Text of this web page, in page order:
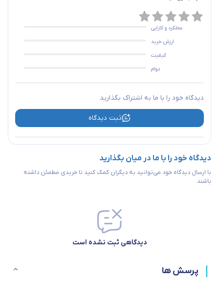
عملکرد و کارایی
ارزش خرید
کیفیت
دوام
دیدگاه خود را با ما به اشتراک بگذارید
ثبت دیدگاه
دیدگاه خود را با ما در میان بگذارید
با ارسال دیدگاه خود می‌توانید به دیگران کمک کنید تا خریدی مطمئن داشته
باشند.
دیدگاهی ثبت نشده است
پرسش ها